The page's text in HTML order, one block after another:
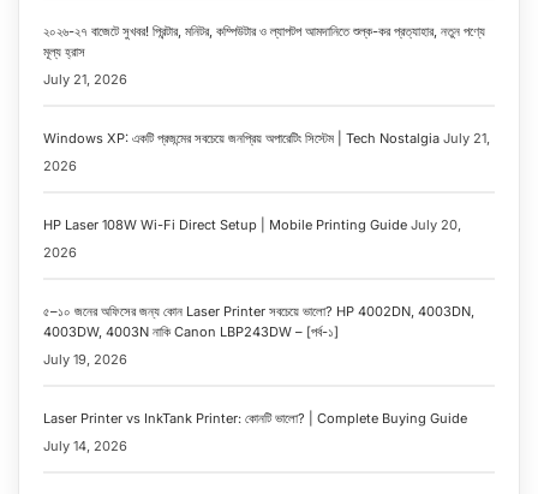
২০২৬-২৭ বাজেটে সুখবর! প্রিন্টার, মনিটর, কম্পিউটার ও ল্যাপটপ আমদানিতে শুল্ক-কর প্রত্যাহার, নতুন পণ্যে
মূল্য হ্রাস
July 21, 2026
Windows XP: একটি প্রজন্মের সবচেয়ে জনপ্রিয় অপারেটিং সিস্টেম | Tech Nostalgia July 21,
2026
HP Laser 108W Wi-Fi Direct Setup | Mobile Printing Guide July 20,
2026
৫–১০ জনের অফিসের জন্য কোন Laser Printer সবচেয়ে ভালো? HP 4002DN, 4003DN,
4003DW, 4003N নাকি Canon LBP243DW – [পর্ব-১]
July 19, 2026
Laser Printer vs InkTank Printer: কোনটি ভালো? | Complete Buying Guide
July 14, 2026